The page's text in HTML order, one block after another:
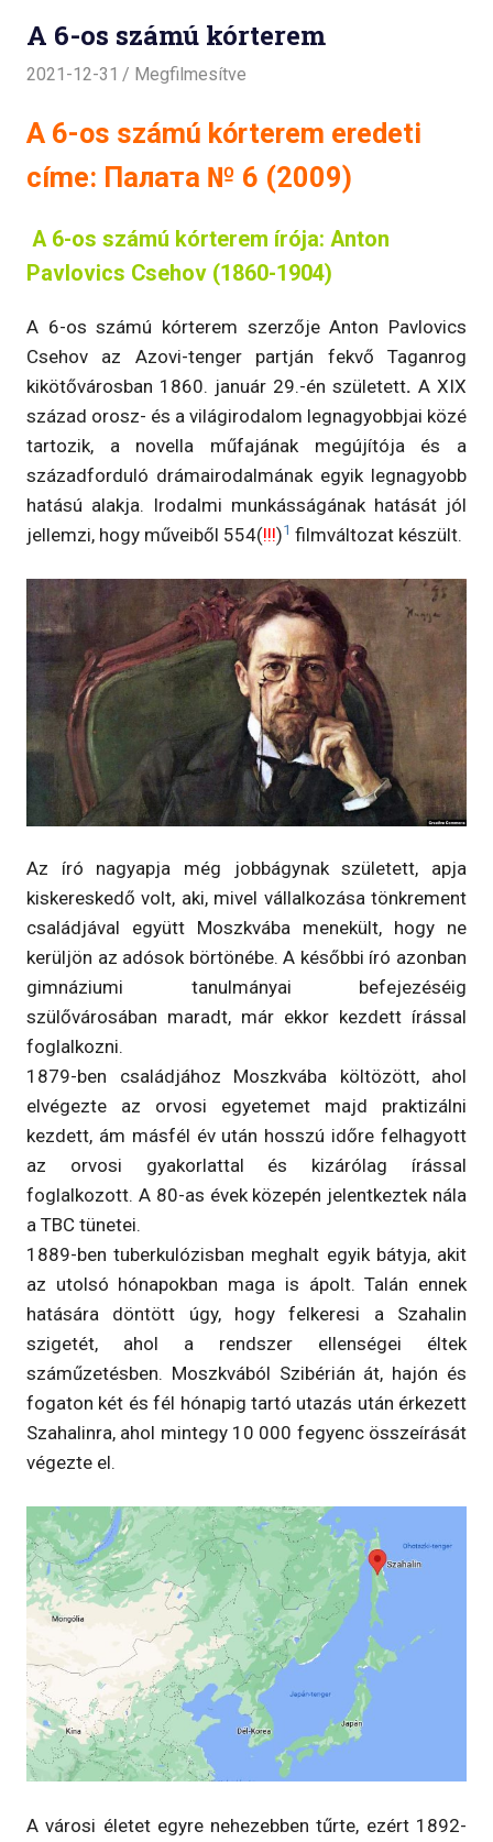
A 6-os számú kórterem
2021-12-31 Megfilmesítve
A 6-os számú kórterem eredeti
címe: Палата № 6 (2009)
A 6-os számú kórterem írója: Anton
Pavlovics Csehov (1860-1904)
A 6-os számú kórterem szerzője Anton Pavlovics
Csehov az Azovi-tenger partján fekvő Taganrog
kikötővárosban 1860. január 29.-én született. A XIX
század orosz- és a világirodalom legnagyobbjai közé
tartozik, a novella műfajának megújítója és a
századforduló drámairodalmának egyik legnagyobb
hatású alakja. Irodalmi munkásságának hatását jól
jellemzi, hogy műveiből 554(!!!)1 filmváltozat készült.
Az író nagyapja még jobbágynak született, apja
kiskereskedő volt, aki, mivel vállalkozása tönkrement
családjával együtt Moszkvába menekült, hogy ne
kerüljön az adósok börtönébe. A későbbi író azonban
gimnáziumi tanulmányai befejezéséig
szülővárosában maradt, már ekkor kezdett írással
foglalkozni.
1879-ben családjához Moszkvába költözött, ahol
elvégezte az orvosi egyetemet majd praktizálni
kezdett, ám másfél év után hosszú időre felhagyott
az orvosi gyakorlattal és kizárólag írással
foglalkozott. A 80-as évek közepén jelentkeztek nála
a TBC tünetei.
1889-ben tuberkulózisban meghalt egyik bátyja, akit
az utolsó hónapokban maga is ápolt. Talán ennek
hatására döntött úgy, hogy felkeresi a Szahalin
szigetét, ahol a rendszer ellenségei éltek
száműzetésben. Moszkvából Szibérián át, hajón és
fogaton két és fél hónapig tartó utazás után érkezett
Szahalinra, ahol mintegy 10 000 fegyenc összeírását
végezte el.
A városi életet egyre nehezebben tűrte, ezért 1892-